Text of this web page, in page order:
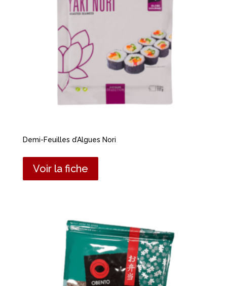
Demi-Feuilles d’Algues Nori
Voir la fiche